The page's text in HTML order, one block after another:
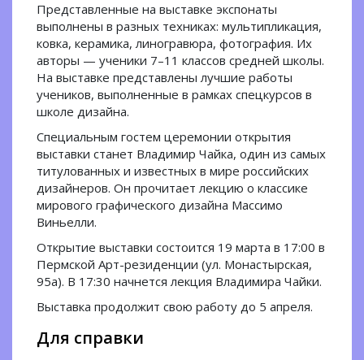
Представленные на выставке экспонаты
выполнены в разных техниках: мультипликация,
ковка, керамика, линогравюра, фотография. Их
авторы — ученики 7–11 классов средней школы.
На выставке представлены лучшие работы
учеников, выполненные в рамках спецкурсов в
школе дизайна.
Специальным гостем церемонии открытия
выставки станет Владимир Чайка, один из самых
титулованных и известных в мире российских
дизайнеров. Он прочитает лекцию о классике
мирового графического дизайна Массимо
Виньелли.
Открытие выставки состоится 19 марта в 17:00 в
Пермской Арт-резиденции (ул. Монастырская,
95а). В 17:30 начнется лекция Владимира Чайки.
Выставка продолжит свою работу до 5 апреля.
Для справки